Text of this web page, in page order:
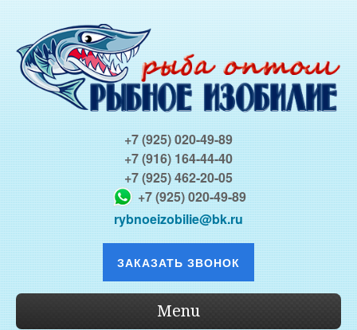
+7 (925) 020-49-89
+7 (916) 164-44-40
+7 (925) 462-20-05
+7 (925) 020-49-89
rybnoeizobilie@bk.ru
ЗАКАЗАТЬ ЗВОНОК
Menu